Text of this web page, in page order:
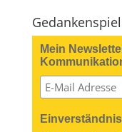
Mein